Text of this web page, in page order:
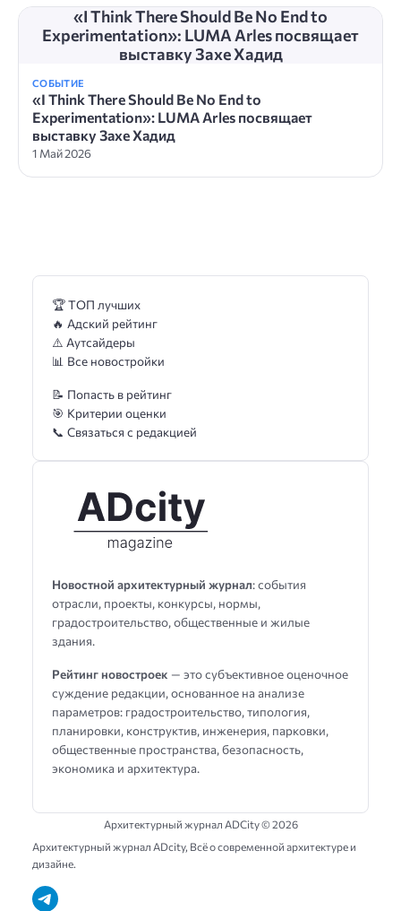
«I Think There Should Be No End to
Experimentation»: LUMA Arles посвящает
выставку Захе Хадид
СОБЫТИЕ
«I Think There Should Be No End to
Experimentation»: LUMA Arles посвящает
выставку Захе Хадид
1 Май 2026
Новостной архитектурный журнал: события
отрасли, проекты, конкурсы, нормы,
градостроительство, общественные и жилые
здания.
Рейтинг новостроек — это субъективное оценочное
суждение редакции, основанное на анализе
параметров: градостроительство, типология,
планировки, конструктив, инженерия, парковки,
общественные пространства, безопасность,
экономика и архитектура.
🏆 ТОП лучших
🔥 Адский рейтинг
⚠️ Аутсайдеры
📊 Все новостройки
📝 Попасть в рейтинг
🎯 Критерии оценки
📞 Связаться с редакцией
Архитектурный журнал ADCity ©2026
Архитектурный журнал ADсity, Всё о современной архитектуре и
дизайне.